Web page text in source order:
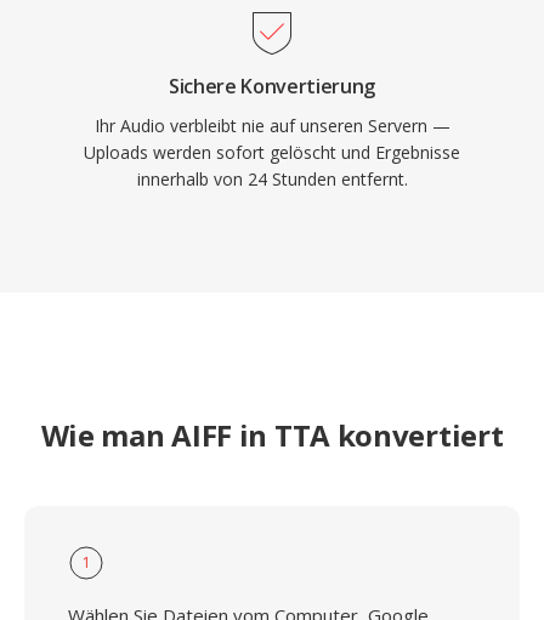
Sichere Konvertierung
Ihr Audio verbleibt nie auf unseren Servern —
Uploads werden sofort gelöscht und Ergebnisse
innerhalb von 24 Stunden entfernt.
Wie man AIFF in TTA konvertiert
1
Wählen Sie Dateien vom Computer, Google